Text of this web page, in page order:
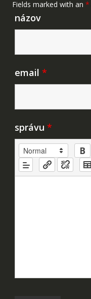
Fields marked with an *
názov
email *
správu *